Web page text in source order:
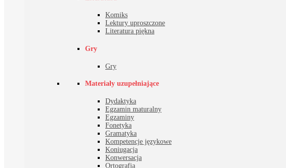
Komiks
Lektury uproszczone
Literatura piękna
Gry
Gry
Materiały uzupełniające
Dydaktyka
Egzamin maturalny
Egzaminy
Fonetyka
Gramatyka
Kompetencje językowe
Koniugacja
Konwersacja
Ortografia